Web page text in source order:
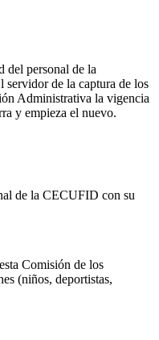
del personal de la
de la captura de los
Administrativa la vigencia
y empieza el nuevo.
de la CECUFID con su
Comisión de los
(niños, deportistas,